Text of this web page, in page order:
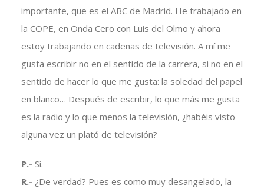
importante, que es el ABC de Madrid. He trabajado en
la COPE, en Onda Cero con Luis del Olmo y ahora
estoy trabajando en cadenas de televisión. A mí me
gusta escribir no en el sentido de la carrera, si no en el
sentido de hacer lo que me gusta: la soledad del papel
en blanco… Después de escribir, lo que más me gusta
es la radio y lo que menos la televisión, ¿habéis visto
alguna vez un plató de televisión?
P.- Sí.
R.- ¿De verdad? Pues es como muy desangelado, la